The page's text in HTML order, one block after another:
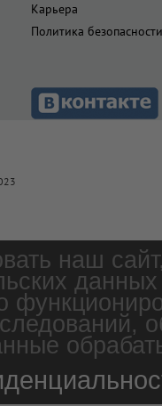
Карьера
Политика безопасности
наш